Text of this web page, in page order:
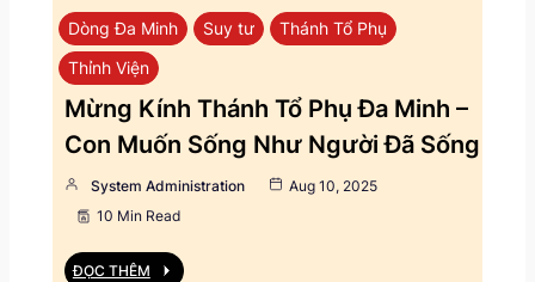
Dòng Đa Minh Suy tư
Thánh Tổ Phụ
Thỉnh Viện
Mừng Kính Thánh Tổ Phụ Đa Minh –
Con Muốn Sống Như Người Đã Sống
System Administration
Aug 10, 2025
10 Min Read
ĐỌC THÊM